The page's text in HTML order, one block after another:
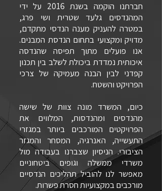
חברתנו הוקמה בשנת 2016 על ידי
המהנדסים גלעד שטרית ושי פרג,
במטרה להעניק מענה הנדסי מתקדם,
מדויק ומקצועי בתחום הנדסת המבנים.
אנו פועלים מתוך תפיסה שהנדסה
איכותית נמדדת ביכולת לשלב בין תכנון
קפדני לבין הבנה מעמיקה של צרכי
הפרויקט והשטח.
כיום, המשרד מונה צוות של שישה
מהנדסים ומהנדסות, המלווים את
הפרויקטים המורכבים ביותר במגזרי
התעשייה, האנרגיה, המסחר והמגזר
הציבורי. הניסיון שצברנו בעבודה מול
משרדי ממשלה וגופים ביטחוניים
מאפשר לנו להוביל תהליכים הנדסיים
מורכבים במקצועיות חסרת פשרות.